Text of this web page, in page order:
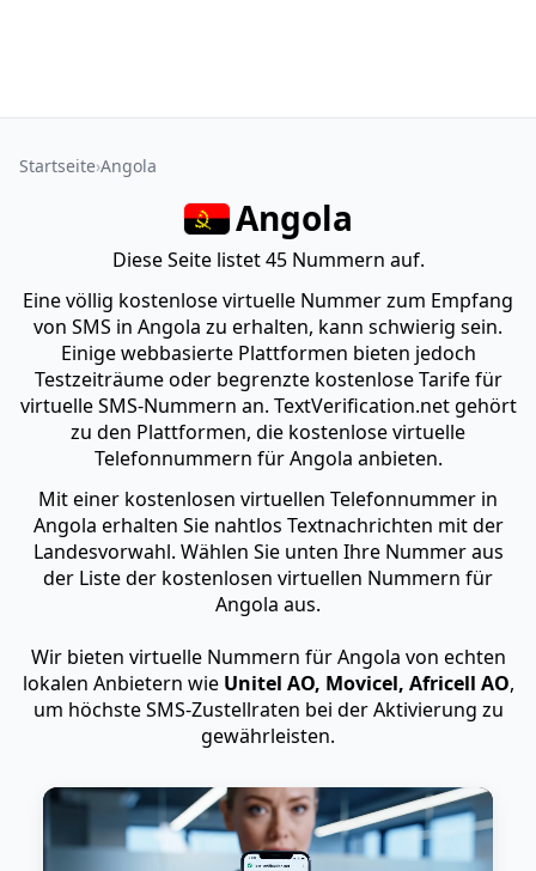
Startseite Angola
Angola
Diese Seite listet 45 Nummern auf.
Eine völlig kostenlose virtuelle Nummer zum Empfang
von SMS in Angola zu erhalten, kann schwierig sein.
Einige webbasierte Plattformen bieten jedoch
Testzeiträume oder begrenzte kostenlose Tarife für
virtuelle SMS-Nummern an. TextVerification.net gehört
zu den Plattformen, die kostenlose virtuelle
Telefonnummern für Angola anbieten.
Mit einer kostenlosen virtuellen Telefonnummer in
Angola erhalten Sie nahtlos Textnachrichten mit der
Landesvorwahl. Wählen Sie unten Ihre Nummer aus
der Liste der kostenlosen virtuellen Nummern für
Angola aus.
Wir bieten virtuelle Nummern für Angola von echten
lokalen Anbietern wie Unitel AO, Movicel, Africell AO,
um höchste SMS-Zustellraten bei der Aktivierung zu
gewährleisten.